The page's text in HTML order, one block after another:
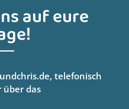
auf eure
telefonisch
über das